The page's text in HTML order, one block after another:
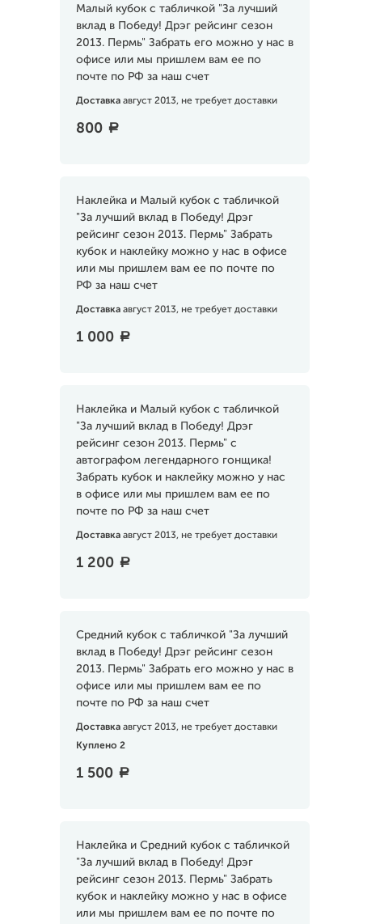
Малый кубок с табличкой "За лучший
вклад в Победу! Дрэг рейсинг сезон
2013. Пермь" Забрать его можно у нас в
офисе или мы пришлем вам ее по
почте по РФ за наш счет
Доставка август 2013, не требует доставки
800 a
Наклейка и Малый кубок с табличкой
"За лучший вклад в Победу! Дрэг
рейсинг сезон 2013. Пермь" Забрать
кубок и наклейку можно у нас в офисе
или мы пришлем вам ее по почте по
РФ за наш счет
Доставка август 2013, не требует доставки
1 000 a
Наклейка и Малый кубок с табличкой
"За лучший вклад в Победу! Дрэг
рейсинг сезон 2013. Пермь" с
автографом легендарного гонщика!
Забрать кубок и наклейку можно у нас
в офисе или мы пришлем вам ее по
почте по РФ за наш счет
Доставка август 2013, не требует доставки
1 200 a
Средний кубок с табличкой "За лучший
вклад в Победу! Дрэг рейсинг сезон
2013. Пермь" Забрать его можно у нас в
офисе или мы пришлем вам ее по
почте по РФ за наш счет
Доставка август 2013, не требует доставки
Куплено 2
1 500 a
Наклейка и Средний кубок с табличкой
"За лучший вклад в Победу! Дрэг
рейсинг сезон 2013. Пермь" Забрать
кубок и наклейку можно у нас в офисе
или мы пришлем вам ее по почте по